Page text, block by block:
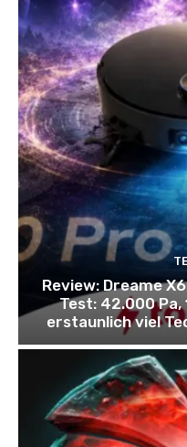
Review: Dreame
Test: 42.000 Pa,
erstaunlich viel